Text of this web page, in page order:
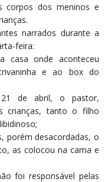
corpos dos meninos e
narrados durante a
feira:
casa onde aconteceu
e ao box do
21 de abril, o pastor,
crianças, tanto o filho
porém desacordadas, o
as colocou na cama e
foi responsável pelas